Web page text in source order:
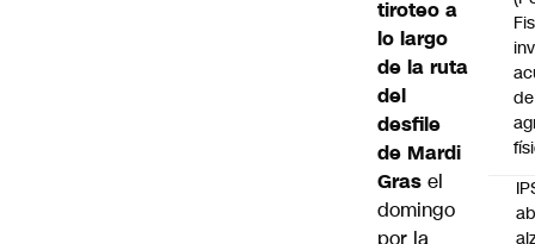
tiroteo a
lo largo
de la ruta
del
desfile
de Mardi
Gras el
domingo
por la
de